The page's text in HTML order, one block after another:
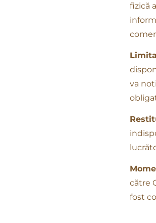
fizică
va
către
fost